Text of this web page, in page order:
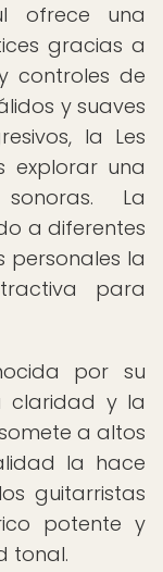
ofrece una
gracias a
controles de
y suaves
la Les
explorar una
La
a diferentes
personales la
para
por su
claridad y la
a altos
la hace
guitarristas
potente y
tonal.